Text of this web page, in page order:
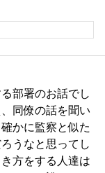
部署のお話でし
同僚の話を聞い
かに監察と似た
うなと思ってし
方をする人達は